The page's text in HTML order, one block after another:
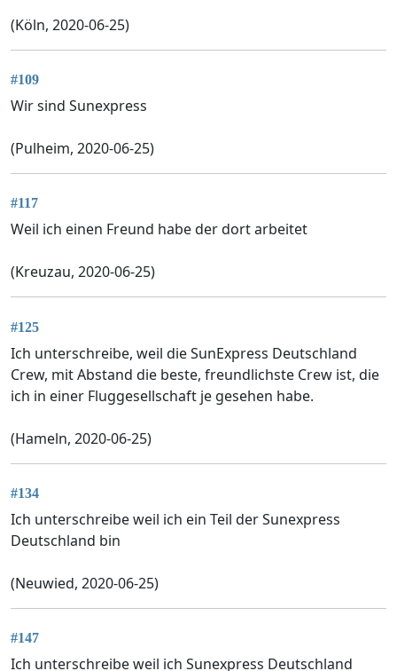
(Köln, 2020-06-25)
#109
Wir sind Sunexpress
(Pulheim, 2020-06-25)
#117
Weil ich einen Freund habe der dort arbeitet
(Kreuzau, 2020-06-25)
#125
Ich unterschreibe, weil die SunExpress Deutschland
Crew, mit Abstand die beste, freundlichste Crew ist, die
ich in einer Fluggesellschaft je gesehen habe.
(Hameln, 2020-06-25)
#134
Ich unterschreibe weil ich ein Teil der Sunexpress
Deutschland bin
(Neuwied, 2020-06-25)
#147
Ich unterschreibe weil ich Sunexpress Deutschland